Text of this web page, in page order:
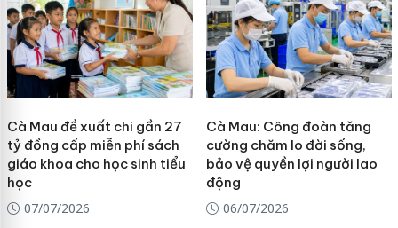
Cà Mau đề xuất chi gần 27
tỷ đồng cấp miễn phí sách
giáo khoa cho học sinh tiểu
học
07/07/2026
Cà Mau: Công đoàn tăng
cường chăm lo đời sống,
bảo vệ quyền lợi người lao
động
06/07/2026